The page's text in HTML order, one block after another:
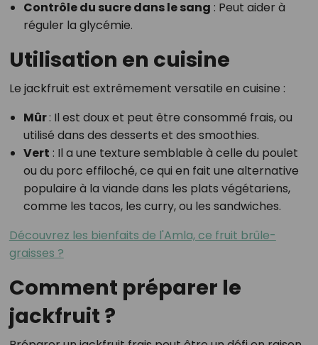
Contrôle du sucre dans le sang : Peut aider à
réguler la glycémie.
Utilisation en cuisine
Le jackfruit est extrêmement versatile en cuisine :
Mûr: Il est doux et peut être consommé frais, ou
utilisé dans des desserts et des smoothies.
Vert : Il a une texture semblable à celle du poulet
ou du porc effiloché, ce qui en fait une alternative
populaire à la viande dans les plats végétariens,
comme les tacos, les curry, ou les sandwiches.
Découvrez les bienfaits de l'Amla, ce fruit brûle-
graisses ?
Comment préparer le
jackfruit ?